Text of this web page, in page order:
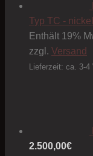
werdenTyp TC - nickel
Enthält 19%
zzgl. Versand
Lieferzeit: ca. 3-4
2.500,00€